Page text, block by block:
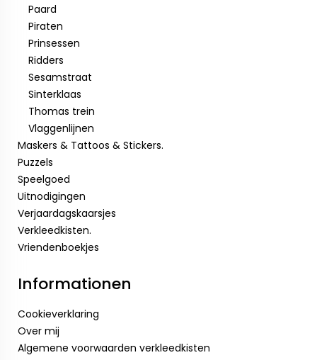
Paard
Piraten
Prinsessen
Ridders
Sesamstraat
Sinterklaas
Thomas trein
Vlaggenlijnen
Maskers & Tattoos & Stickers.
Puzzels
Speelgoed
Uitnodigingen
Verjaardagskaarsjes
Verkleedkisten.
Vriendenboekjes
Informationen
Cookieverklaring
Over mij
Algemene voorwaarden verkleedkisten